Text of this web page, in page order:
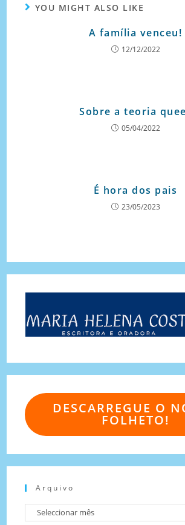
YOU MIGHT ALSO LIKE
A família venceu!
12/12/2022
Sobre a teoria
05/04/2022
É hora dos pais
23/05/2023
DESCARREGUE O
FOLHETO!
Arquivo